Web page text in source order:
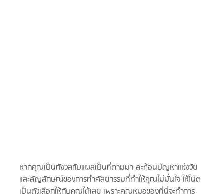
หากคุณเป็นกังวลกับแผลเป็นที่ตามมา สะท้อนปัญหาแห่งวัย
และสัญลักษณ์ของการทำศัลยกรรมที่ทำให้คุณไม่มั่นใจ ให้โน๊ต